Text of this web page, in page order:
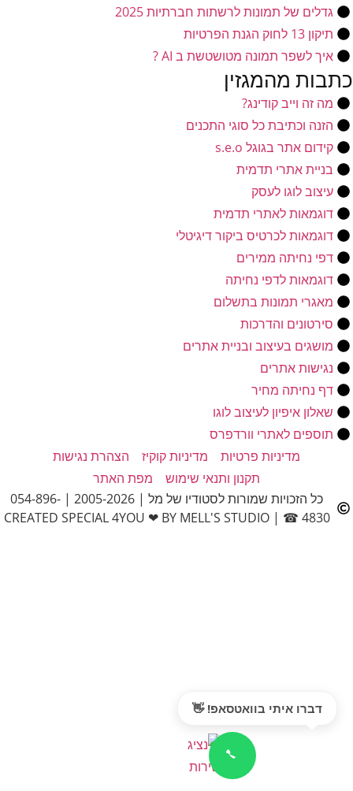
גדלים של תמונות לרשתות חברתיות 2025
תיקון 13 לחוק הגנת הפרטיות
איך לשפר תמונה מטושטשת ב AI ?
כתבות מהמגזין
מה זה וייב קודינג?
הזנה וכתיבת כל סוגי התכנים
קידום אתר בגוגל s.e.o
בניית אתרי תדמית
עיצוב לוגו לעסק
דוגמאות לאתרי תדמית
דוגמאות לכרטיס ביקור דיגיטלי
דפי נחיתה ממירים
דוגמאות לדפי נחיתה
מאגרי תמונות בתשלום
סירטונים והדרכות
מושגים בעיצוב ובניית אתרים
נגישות אתרים
דף נחיתה מחיר
שאלון איפיון לעיצוב לוגו
תוספים לאתרי וורדפרס
מדיניות פרטיות
מדיניות קוקיז
הצהרת נגישות
תקנון ותנאי שימוש
מפת האתר
כל הזכויות שמורות לסטודיו של מל | 2005-2026 | 054-896-
4830 ☎ | CREATED SPECIAL 4YOU ❤ BY MELL'S STUDIO
דברו איתי בוואטסאפ! 👋